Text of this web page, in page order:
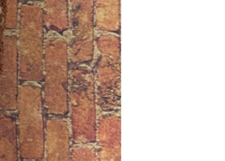
preguntas adicionales sobre
de mis productos, no dude en
un mensaje. También envíeme
a mi sitio web oficial para un
rápido en
y nunca deje velas
problema que le gustaría
y le oriente sobre los
adecuados, no dude en